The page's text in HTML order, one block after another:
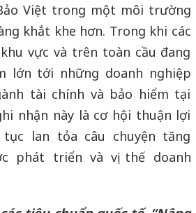
Việt trong một môi trường
khắt khe hơn. Trong khi các
vực và trên toàn cầu đang
lớn tới những doanh nghiệp
tài chính và bảo hiểm tại
nhận này là cơ hội thuận lợi
lan tỏa câu chuyện tăng
phát triển và vị thế doanh